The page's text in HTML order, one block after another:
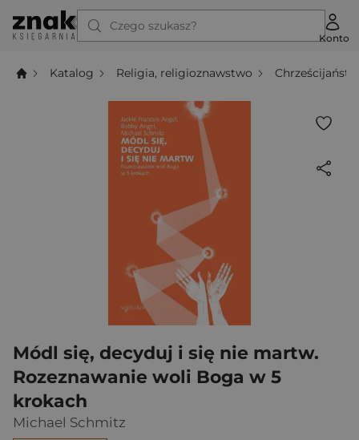
Czego szukasz?
Konto
Katalog Religia, religioznawstwo
Módl się, decyduj i się nie martw.
Rozeznawanie woli Boga w 5
krokach
Michael Schmitz